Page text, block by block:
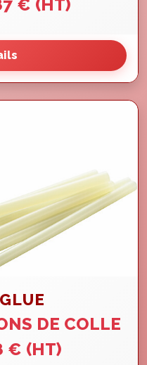
€ (HT)
DE COLLE
€ (HT)